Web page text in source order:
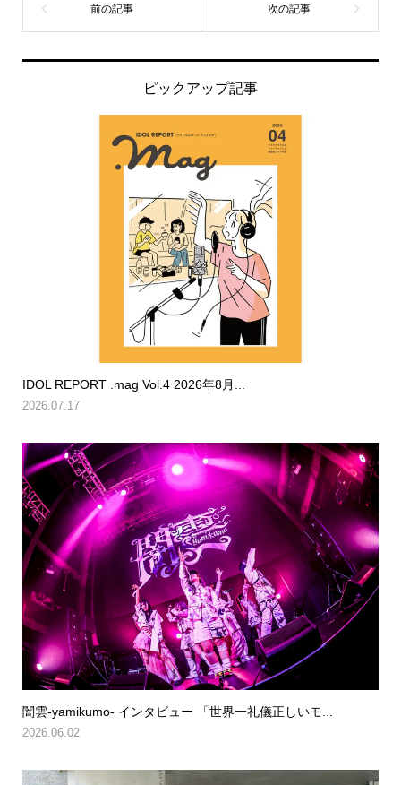
ピックアップ記事
IDOL REPORT .mag Vol.4 2026年8月...
2026.07.17
闇雲-yamikumo- インタビュー 「世界一礼儀正しいモ...
2026.06.02